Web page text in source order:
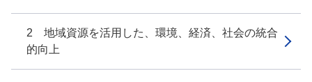
2 地域資源を活用した、環境、経済、社会の統合
的向上